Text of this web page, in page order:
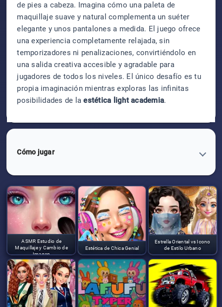
de pies a cabeza. Imagina cómo una paleta de
maquillaje suave y natural complementa un suéter
elegante y unos pantalones a medida. El juego ofrece
una experiencia completamente relajada, sin
temporizadores ni penalizaciones, convirtiéndolo en
una salida creativa accesible y agradable para
jugadores de todos los niveles. El único desafío es tu
propia imaginación mientras exploras las infinitas
posibilidades de laestética light academia.
Cómo jugar
ASMR Estudio de
Maquillaje y Cambio de
Imagen
Estética de Chica Genial
Estrella Oriental vs Icono
de Estilo Urbano